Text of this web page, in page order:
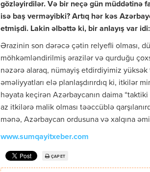
gözləyirdilər. Və bir neçə gün müddətinə
isə baş verməyibki? Artıq hər kəs
etmişdi. Lakin əlbəttə ki, bir anlayış var
Ərazinin son dərəcə çətin relyefli olması,
möhkəmləndirilmiş ərazilər və qurduğu
nəzərə alaraq, nümayiş etdirdiyimiz
əməliyyatları elə planlaşdırırdıq ki, itkilər
həyata keçirən Azərbaycanın daima
az itkilərə malik olması təəccüblə
mənə, Azərbaycan ordusuna və xalqına
www.sumqayitxeber.com
ÇAP ET